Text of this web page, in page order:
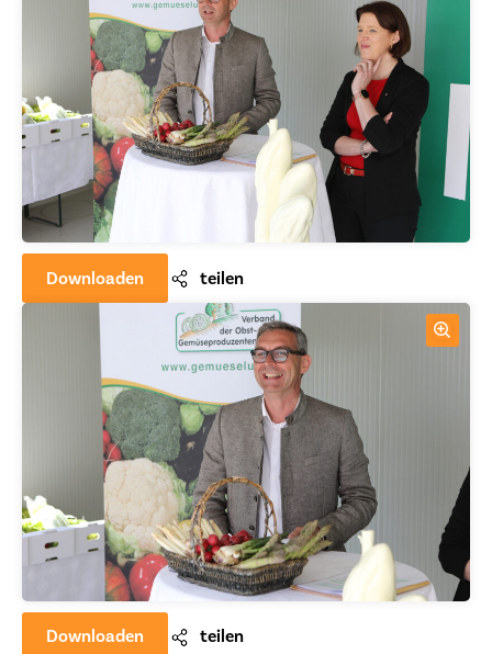
Downloaden teilen
Downloaden teilen